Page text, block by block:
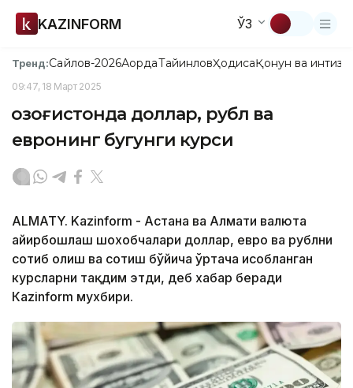
KAZINFORM ЎЗ
Тренд:Сайлов-2026АқордаТайинловҲодисаҚонун ва
09:47, 18 Март 2025
Қозоғистонда доллар, рубл ва
евронинг бугунги курси
ALMATY. Kazinform - Астана ва Алмати валюта
айирбошлаш шохобчалари доллар, евро ва рублни
сотиб олиш ва сотиш бўйича ўртача ҳисобланган
курсларни тақдим этди, деб хабар беради
Кazinform мухбири.